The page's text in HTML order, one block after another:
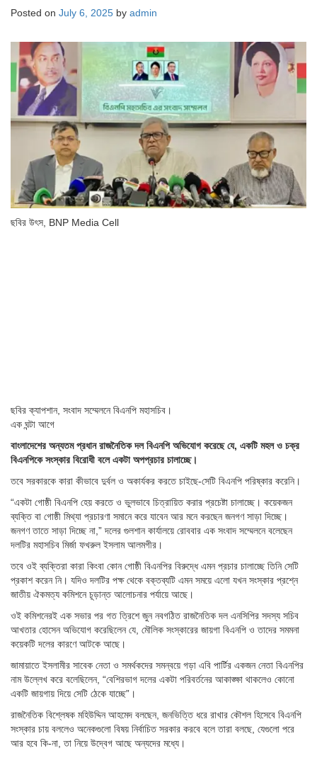
Posted on July 6, 2025 by admin
ছবির উৎস, BNP Media Cell
ছবির ক্যাপশান, সংবাদ সম্মেলনে বিএনপি মহাসচিব।
এক ঘন্টা আগে
বাংলাদেশের অন্যতম প্রধান রাজনৈতিক দল বিএনপি অভিযোগ করেছে যে, একটি মহল ও চক্র
বিএনপিকে সংস্কার বিরোধী বলে একটা অপপ্রচার চালাচ্ছে।
তবে সরকারকে কারা কীভাবে দুর্বল ও অকার্যকর করতে চাইছে-সেটি বিএনপি পরিষ্কার করেনি।
“একটা গোষ্ঠী বিএনপি হেয় করতে ও ভুলভাবে চিত্রায়িত করার প্রচেষ্টা চালাচ্ছে। কয়েকজন
ব্যক্তি বা গোষ্ঠী মিথ্যা প্রচারণা সমানে করে যাবেন আর মনে করছেন জনগণ সাড়া দিচ্ছে।
জনগণ তাতে সাড়া দিচ্ছে না,” দলের গুলশান কার্যালয়ে রোববার এক সংবাদ সম্মেলনে বলেছেন
দলটির মহাসচিব মির্জা ফখরুল ইসলাম আলমগীর।
তবে ওই ব্যক্তিরা কারা কিংবা কোন গোষ্ঠী বিএনপির বিরুদ্ধে এমন প্রচার চালাচ্ছে তিনি সেটি
প্রকাশ করেন নি। যদিও দলটির পক্ষ থেকে বক্তব্যটি এমন সময়ে এলো যখন সংস্কার প্রশ্নে
জাতীয় ঐকমত্য কমিশনে চূড়ান্ত আলোচনার পর্যায়ে আছে।
ওই কমিশনেরই এক সভার পর গত ত্রিশে জুন নবগঠিত রাজনৈতিক দল এনসিপির সদস্য সচিব
আখতার হোসেন অভিযোগ করেছিলেন যে, মৌলিক সংস্কারের জায়গা বিএনপি ও তাদের সমমনা
কয়েকটি দলের কারণে আটকে আছে।
জামায়াতে ইসলামীর সাবেক নেতা ও সমর্থকদের সমন্বয়ে গড়া এবি পার্টির একজন নেতা বিএনপির
নাম উল্লেখ করে বলেছিলেন, “বেশিরভাগ দলের একটা পরিবর্তনের আকাঙ্ক্ষা থাকলেও কোনো
একটি জায়গায় দিয়ে সেটি ঠেকে যাচ্ছে”।
রাজনৈতিক বিশ্লেষক মহিউদ্দিন আহমেদ বলছেন, জনভিত্তি ধরে রাখার কৌশল হিসেবে বিএনপি
সংস্কার চায় বললেও অনেকগুলো বিষয় নির্বাচিত সরকার করবে বলে তারা বলছে, যেগুলো পরে
আর হবে কি-না, তা নিয়ে উদ্বেগ আছে অন্যদের মধ্যে।